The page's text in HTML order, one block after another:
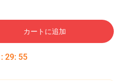
カートに追加
: 29: 54